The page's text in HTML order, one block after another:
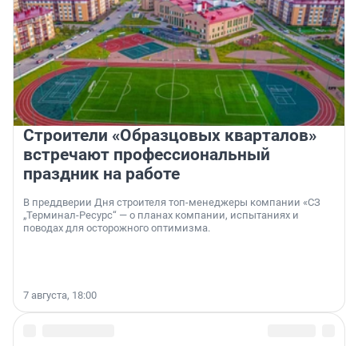
Строители «Образцовых кварталов»
встречают профессиональный
праздник на работе
В преддверии Дня строителя топ-менеджеры компании «СЗ
„Терминал-Ресурс“ — о планах компании, испытаниях и
поводах для осторожного оптимизма.
7 августа, 18:00